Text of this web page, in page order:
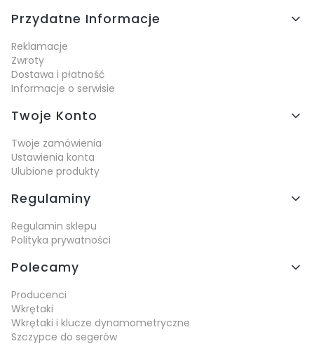
Przydatne Informacje
Reklamacje
Zwroty
Dostawa i płatność
Informacje o serwisie
Twoje Konto
Twoje zamówienia
Ustawienia konta
Ulubione produkty
Regulaminy
Regulamin sklepu
Polityka prywatności
Polecamy
Producenci
Wkrętaki
Wkrętaki i klucze dynamometryczne
Szczypce do segerów